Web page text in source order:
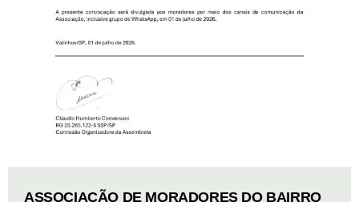
ASSOCIAÇÃO DE MORADORES DO BAIRRO